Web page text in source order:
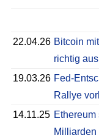
22.04.26 Bitcoin
richtig
19.03.26 Fed-
Rallye
14.11.25
Milliarden